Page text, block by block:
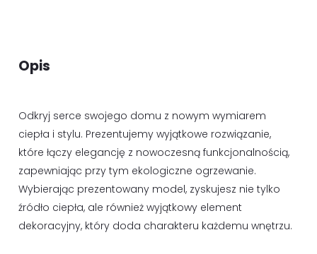
Opis
Odkryj serce swojego domu z nowym wymiarem
ciepła i stylu. Prezentujemy wyjątkowe rozwiązanie,
które łączy elegancję z nowoczesną funkcjonalnością,
zapewniając przy tym ekologiczne ogrzewanie.
Wybierając prezentowany model, zyskujesz nie tylko
źródło ciepła, ale również wyjątkowy element
dekoracyjny, który doda charakteru każdemu wnętrzu.